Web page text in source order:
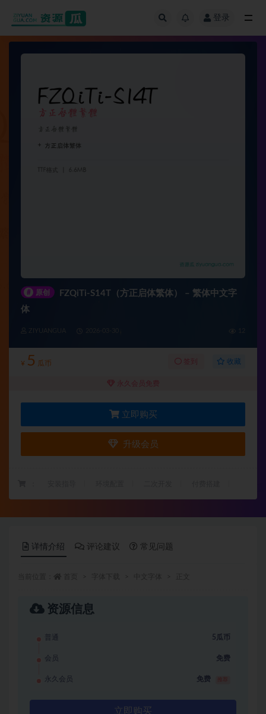
登录
# 原创
FZQiTi-S14T（方正启体繁体） – 繁体中文字
体
ZIYUANGUA
¥ 5 瓜币 签到 收藏
永久会员免费
立即购买
升级会员
详情介绍 评论建议 常见问题
资源信息
普通 5瓜币
会员 免费
永久会员 免费
立即购买